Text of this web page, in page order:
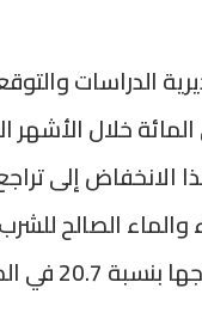
الدراسات